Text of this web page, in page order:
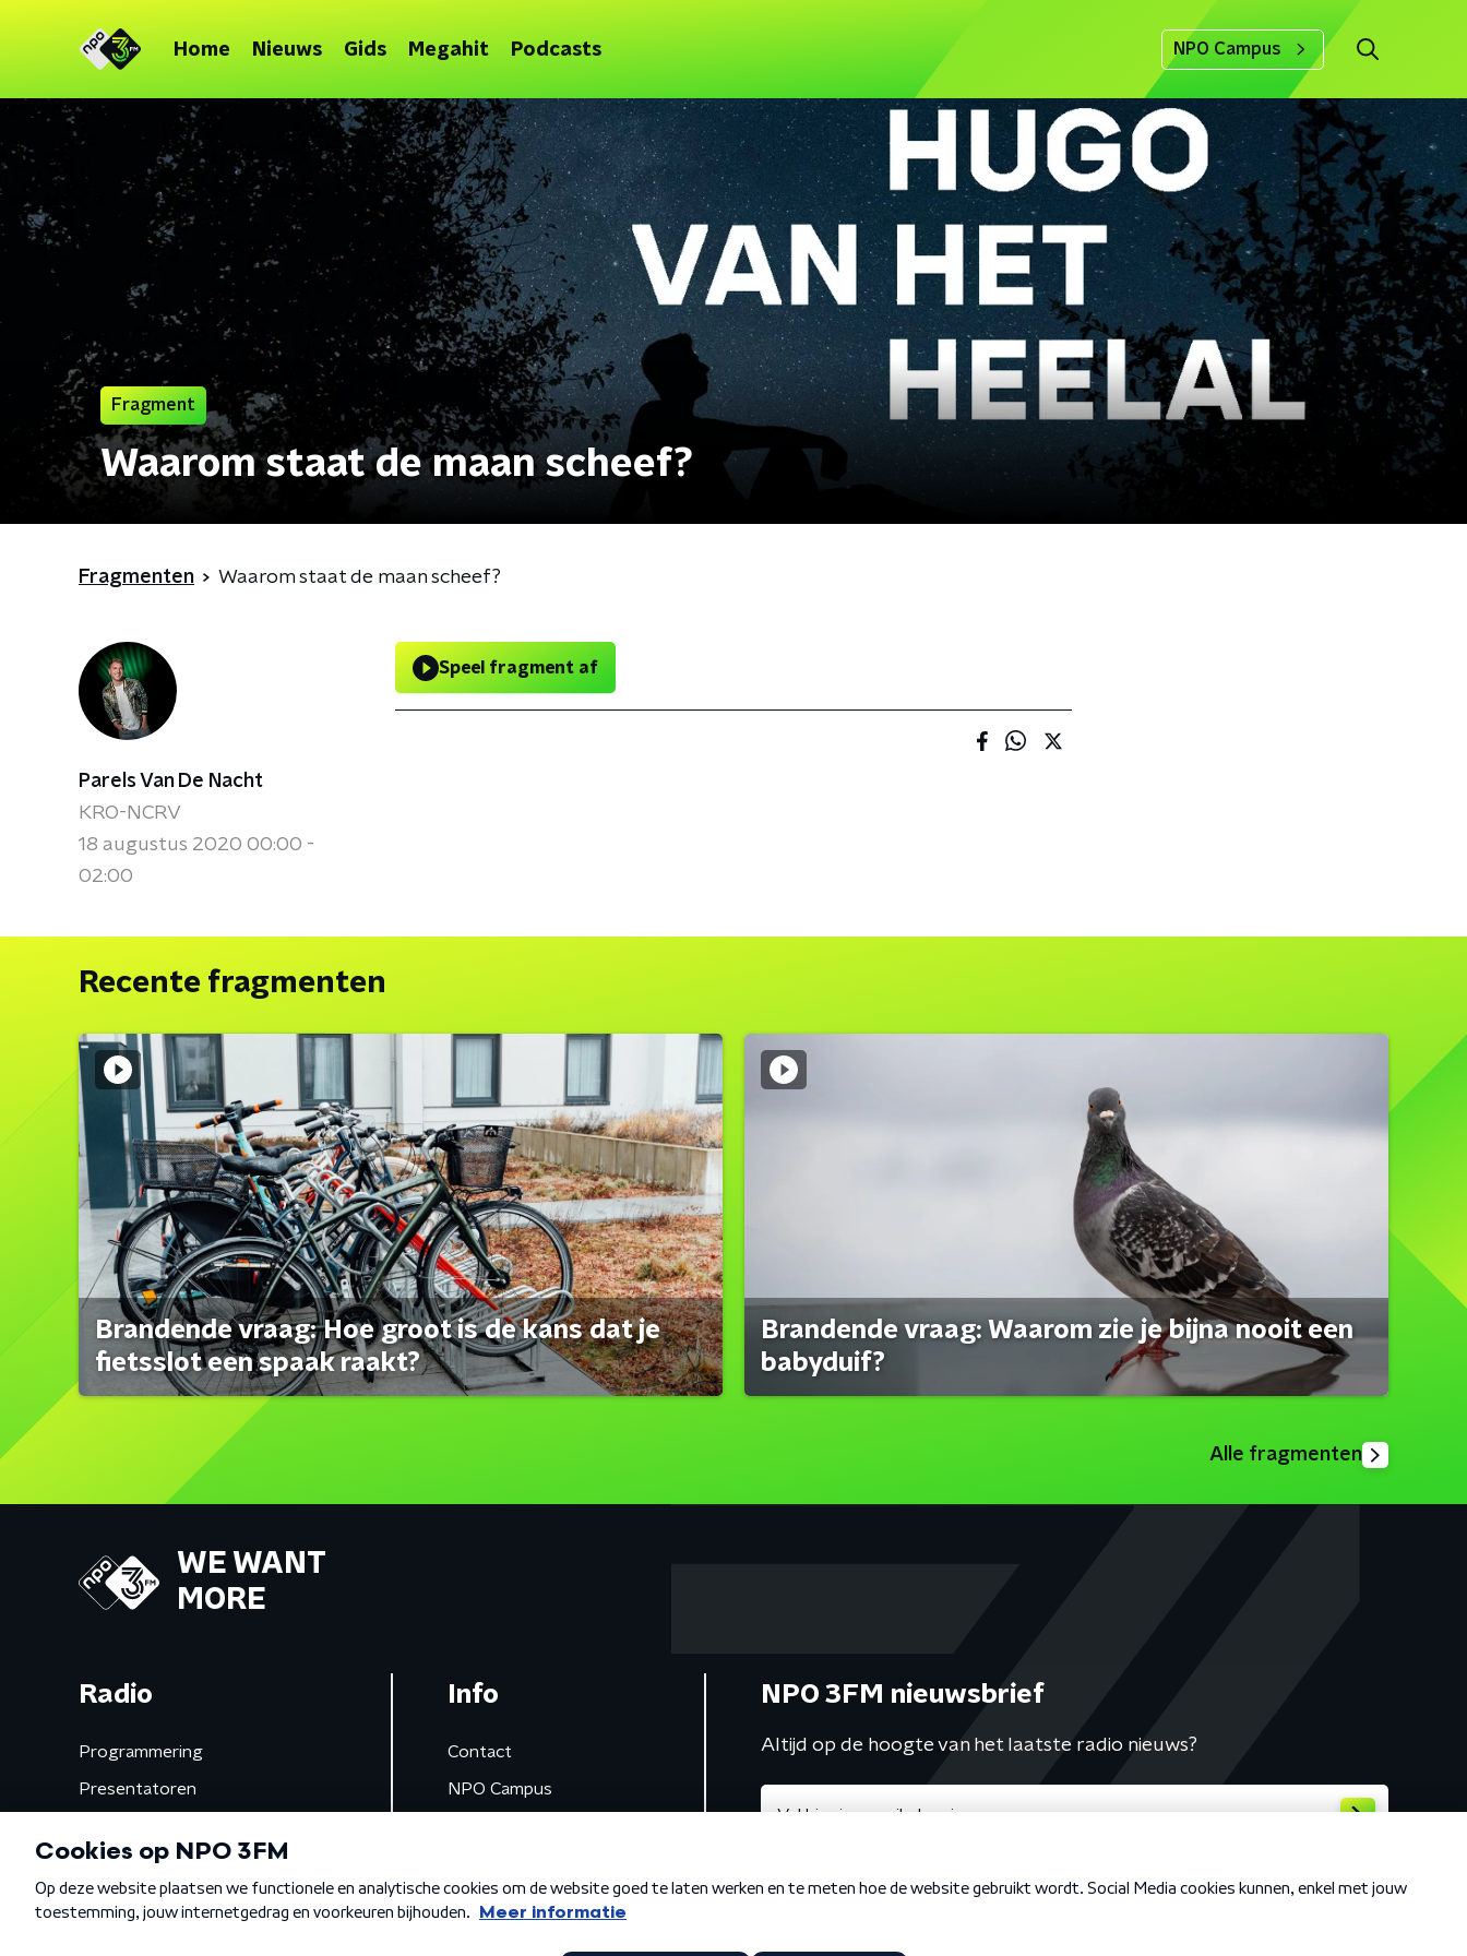
Home Nieuws Gids Megahit Podcasts NPO Campus
Fragment
Waarom staat de maan scheef?
Fragmenten Waarom staat de maan scheef?
Parels Van De Nacht
KRO-NCRV
18 augustus 2020 00:00 -
02:00
Speel fragment af
Recente fragmenten
Brandende vraag: Hoe groot is de kans dat je
fietsslot een spaak raakt?
Brandende vraag: Waarom zie je bijna nooit een
babyduif?
Alle fragmenten
WE WANT
MORE
Radio
Programmering
Presentatoren
Gemist
Info
Contact
NPO Campus
NPO 3FM nieuwsbrief
Altijd op de hoogte van het laatste radio nieuws?
Algemene voorwaarden Privacybeleid